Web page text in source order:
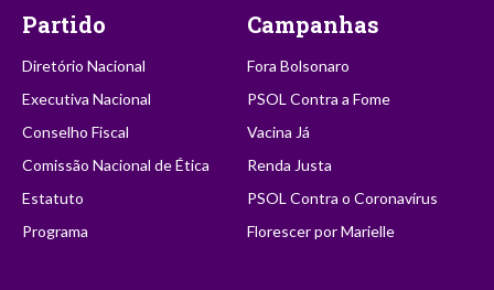
Partido
Diretório Nacional
Executiva Nacional
Conselho Fiscal
Comissão Nacional de Ética
Estatuto
Programa
Campanhas
Fora Bolsonaro
PSOL Contra a Fome
Vacina Já
Renda Justa
PSOL Contra o Coronavírus
Florescer por Marielle